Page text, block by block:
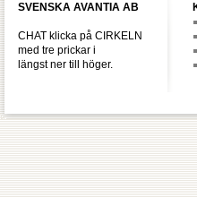
SVENSKA AVANTIA AB
CHAT klicka på CIRKELN
med tre prickar i
längst ner till höger.